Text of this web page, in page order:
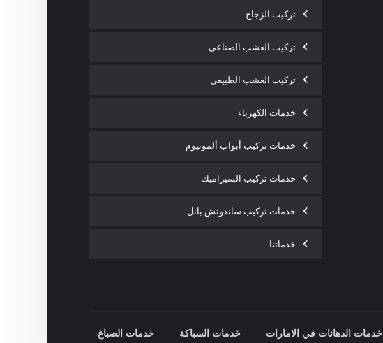
تركيب الزجاج
تركيب العشب الصناعي
تركيب العشب الطبيعي
خدمات الكهرباء
خدمات تركيب أبواب ألمونيوم
خدمات تركيب السيراميك
خدمات تركيب ساندوتش بانل
خدماتنا
خدمات الدهانات في الامارات خدمات السباكة خدمات الصباغ